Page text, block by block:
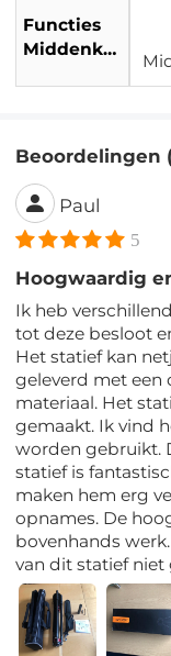
Functies
Middenkolom
Beoordelingen
Paul
5
Hoogwaardig
Ik heb
tot deze besloot
Het statief kan
geleverd met een
materiaal. Het
gemaakt. Ik vind
worden gebruikt.
statief is
maken hem erg
opnames. De
bovenhands
van dit statief niet